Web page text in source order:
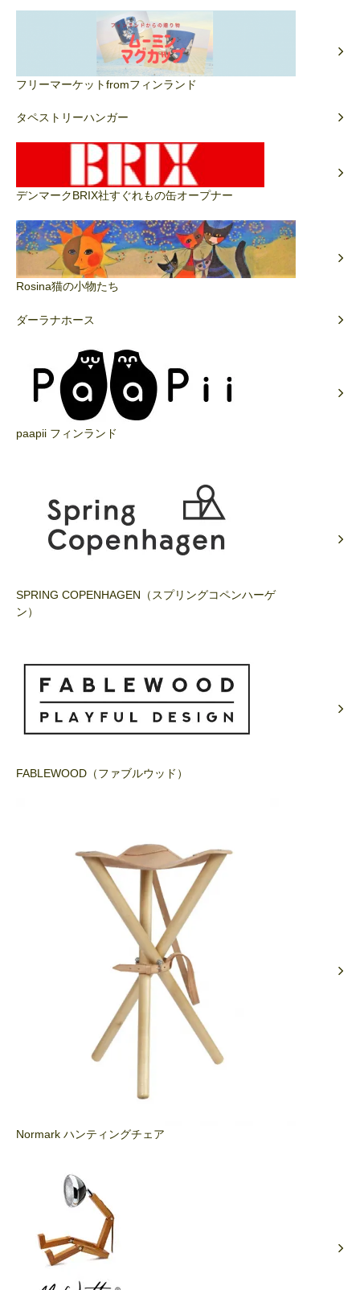
フリーマーケットfromフィンランド
タペストリーハンガー
デンマークBRIX社すぐれもの缶オープナー
Rosina猫の小物たち
ダーラナホース
paapii フィンランド
SPRING COPENHAGEN（スプリングコペンハーゲ
ン）
FABLEWOOD（ファブルウッド）
Normark ハンティングチェア